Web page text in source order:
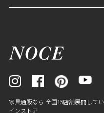
家具通販なら 全国15店舗展開して
インストア